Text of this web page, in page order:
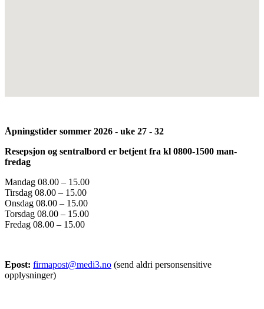
Åpningstider sommer 2026 - uke 27 - 32
Resepsjon og sentralbord er betjent fra kl 0800-1500 man-
fredag
Mandag 08.00 – 15.00
Tirsdag 08.00 – 15.00
Onsdag 08.00 – 15.00
Torsdag 08.00 – 15.00
Fredag 08.00 – 15.00
Epost: firmapost@medi3.no (send aldri personsensitive
opplysninger)